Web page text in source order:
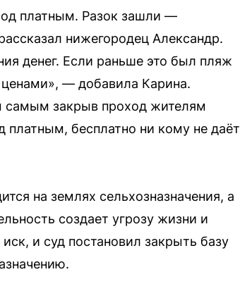
платным. Разок зашли —
нижегородец Александр.
денег. Если раньше это был пляж
— добавила Карина.
самым закрыв проход жителям
бесплатно ни кому не даёт
на землях сельхозназначения, а
создает угрозу жизни и
и суд постановил закрыть базу